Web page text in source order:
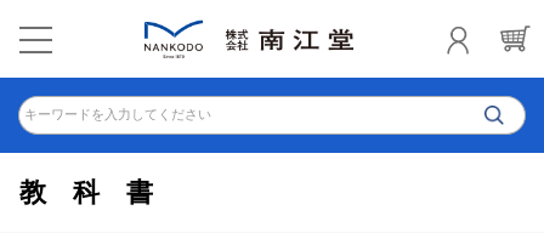
キーワードを入力してください
教科書